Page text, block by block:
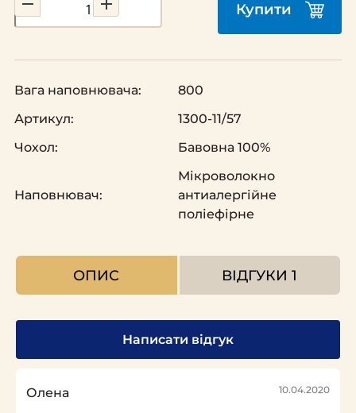
Купити
Вага наповнювача:
800
Артикул:
1300-11/57
Чохол:
Бавовна 100%
Наповнювач:
Мікроволокно
антиалергійне
поліефірне
ОПИС ВІДГУКИ1
Написати відгук
Олена 10.04.2020